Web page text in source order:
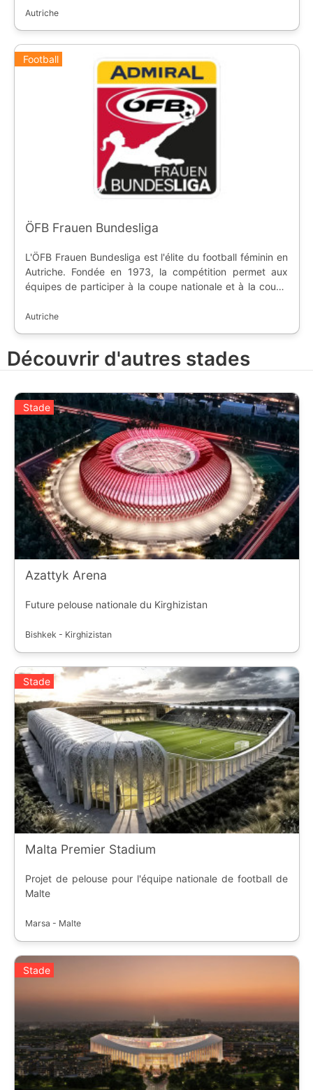
Bundesliga. Le club le plus titré est le Rapid Vienne, avec
Autriche
Football
ÖFB Frauen Bundesliga
L'ÖFB Frauen Bundesliga est l'élite du football féminin en
Autriche. Fondée en 1973, la compétition permet aux
équipes de participer à la coupe nationale et à la coupe
Autriche
Découvrir d'autres stades
Stade
Azattyk Arena
Future pelouse nationale du Kirghizistan
Bishkek - Kirghizistan
Stade
Malta Premier Stadium
Projet de pelouse pour l'équipe nationale de football de
Malte
Marsa - Malte
Stade